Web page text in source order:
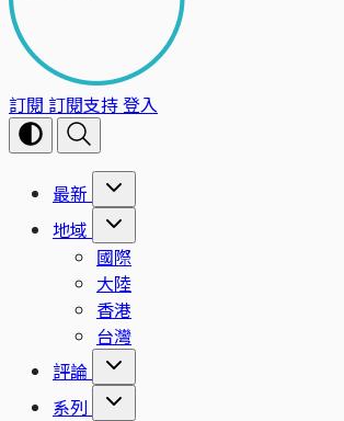
訂閱 訂閱支持登入
最新
地域
國際
大陸
香港
台灣
評論
系列